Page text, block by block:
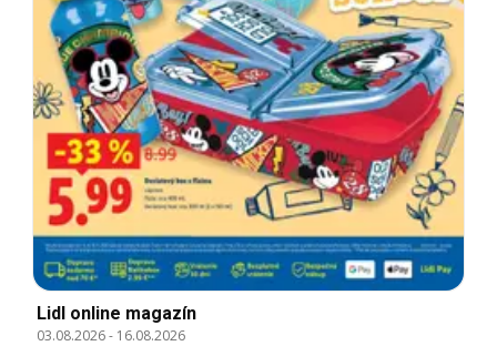
Lidl online magazín
03.08.2026- 16.08.2026